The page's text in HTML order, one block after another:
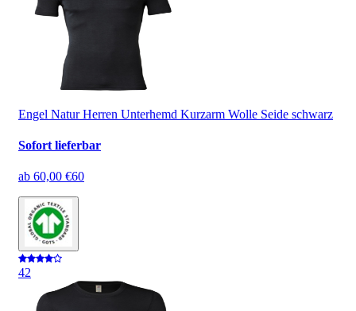
Engel Natur Herren Unterhemd Kurzarm Wolle Seide schwarz
Sofort lieferbar
ab 60,00 €60
42